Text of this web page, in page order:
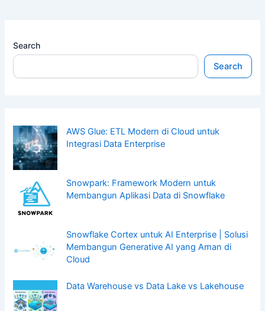
Search
Search
AWS Glue: ETL Modern di Cloud untuk
Integrasi Data Enterprise
Snowpark: Framework Modern untuk
Membangun Aplikasi Data di Snowflake
Snowflake Cortex untuk AI Enterprise | Solusi
Membangun Generative AI yang Aman di
Cloud
Data Warehouse vs Data Lake vs Lakehouse